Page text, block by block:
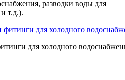
разводки воды для
т.д.).
для холодного